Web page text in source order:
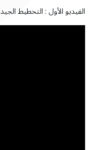
الفيديو الأول : التخطيط الجيد